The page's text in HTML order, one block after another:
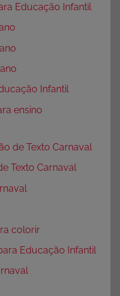
Educação Infantil
Infantil
ensino
de Texto Carnaval
Texto Carnaval
colorir
Educação Infantil